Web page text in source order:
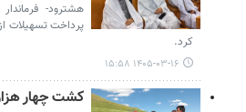
هشترود-
پرداخت تسهیلات
کرد.
۱۴۰۵-۰۳-۱۶ ۱۵:۵۸
کشت چهار